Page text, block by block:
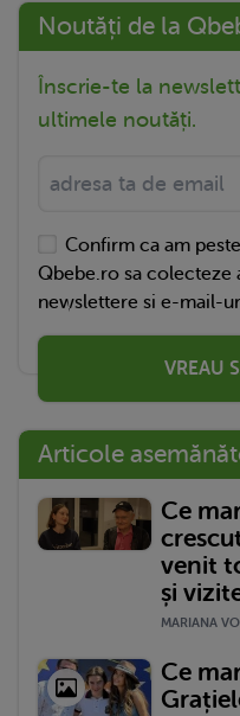
Noutăți de la
Înscrie-te la
ultimele noutăți.
Confirm ca am
Qbebe.ro sa colecteze
newslettere si e-mail-
VREAU
Articole
Ce
venit
și
MARIANA
Ce